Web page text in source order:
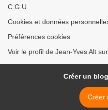
C.G.U.
Cookies et données
Préférences cookies
Voir le profil de Jean-Yves Alt
Créer un
Créer